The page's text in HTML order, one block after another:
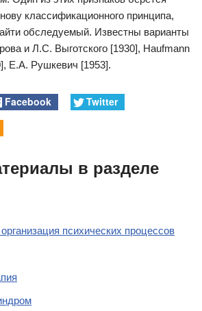
классификационного принципа,
обследуемый. Известны варианты
и Л.С. Выготского [1930], Haufmann
Е.А. Рушкевич [1953].
Facebook
Twitter
в разделе
психических процессов